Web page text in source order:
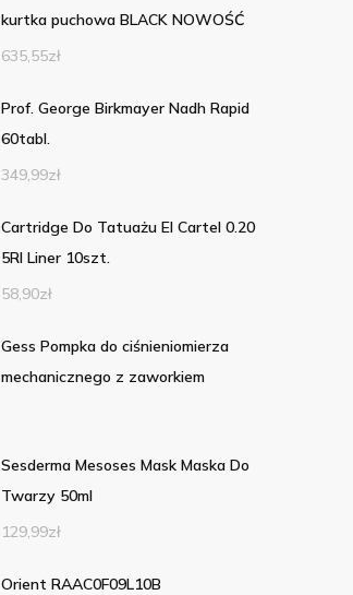
kurtka puchowa BLACK NOWOŚĆ
635,55zł
Prof. George Birkmayer Nadh Rapid
60tabl.
349,99zł
Cartridge Do Tatuażu El Cartel 0.20
5Rl Liner 10szt.
58,90zł
Gess Pompka do ciśnieniomierza
mechanicznego z zaworkiem
Sesderma Mesoses Mask Maska Do
Twarzy 50ml
129,99zł
Orient RAAC0F09L10B